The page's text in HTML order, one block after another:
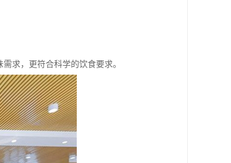
求，更符合科学的饮食要求。